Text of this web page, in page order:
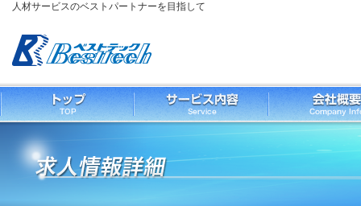
人材サービスのベストパートナーを目指して